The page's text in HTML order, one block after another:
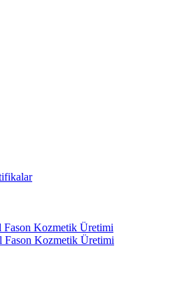
Fason Kozmetik Üretimi
Fason Kozmetik Üretimi